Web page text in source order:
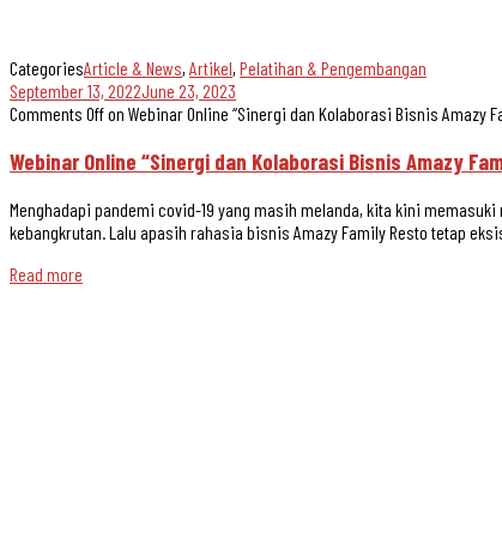
CategoriesArticle & News, Artikel, Pelatihan & Pengembangan
September 13, 2022June 23, 2023
Comments Offon Webinar Online “Sinergi dan Kolaborasi Bisnis Amazy
Webinar Online “Sinergi dan Kolaborasi Bisnis Amazy
Menghadapi pandemi covid-19 yang masih melanda, kita kini
kebangkrutan. Lalu apasih rahasia bisnis Amazy Family Resto tetap
Read more